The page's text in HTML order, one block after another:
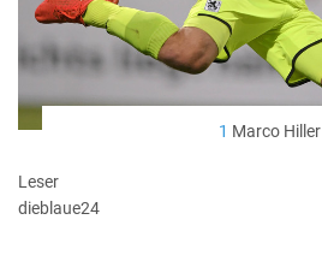
1 Marco Hiller
Leser
dieblaue24